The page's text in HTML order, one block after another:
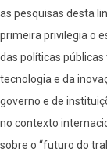
as pesquisas desta
primeira privilegia o
das políticas
tecnologia e da
governo e de
no contexto
sobre o “futuro do